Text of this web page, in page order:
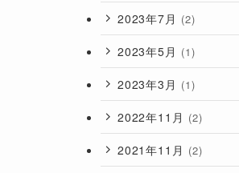
2023年7月 (2)
2023年5月 (1)
2023年3月 (1)
2022年11月 (2)
2021年11月 (2)